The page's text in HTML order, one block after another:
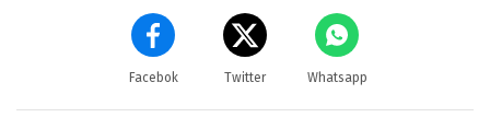
Facebok Twitter Whatsapp